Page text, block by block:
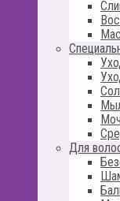
Для